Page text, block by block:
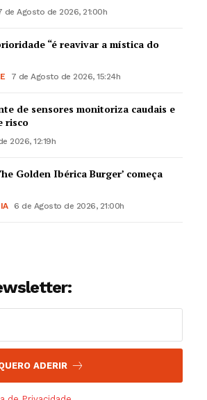
agora!
de Agosto de 2026, 21:00h
“é reavivar a mística do
7 de Agosto de 2026, 15:24h
de sensores monitoriza caudais e
risco
2026, 12:19h
Golden Ibérica Burger’ começa
6 de Agosto de 2026, 21:00h
ADERIR